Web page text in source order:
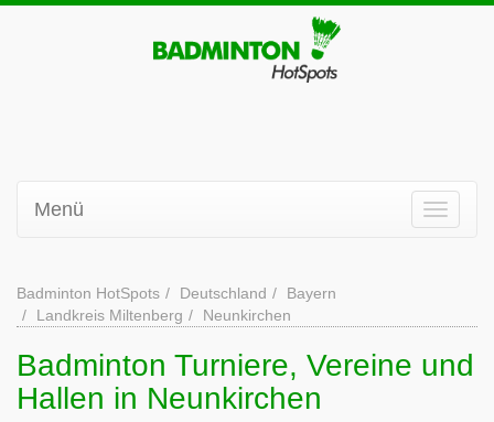
Menü
Badminton HotSpots Deutschland
Bayern
Landkreis Miltenberg
Neunkirchen
Badminton Turniere, Vereine und
Hallen in Neunkirchen